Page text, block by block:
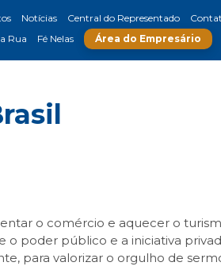
Notícias Central do Representado
Rua Fé Nelas Área do Empresário
o comércio e aquecer o
poder público e a iniciativa
para valorizar o orgulho de